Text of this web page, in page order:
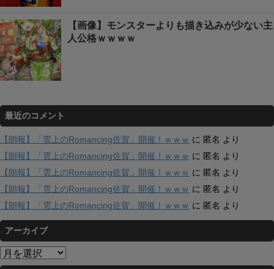
【画像】モンスターよりも描き込みが少ない主
人公格ｗｗｗｗ
最近のコメント
【朗報】「雲上のRomancing佐賀」開催！ｗｗｗ に 匿名 より
【朗報】「雲上のRomancing佐賀」開催！ｗｗｗ に 匿名 より
【朗報】「雲上のRomancing佐賀」開催！ｗｗｗ に 匿名 より
【朗報】「雲上のRomancing佐賀」開催！ｗｗｗ に 匿名 より
【朗報】「雲上のRomancing佐賀」開催！ｗｗｗ に 匿名 より
アーカイブ
ア
ー